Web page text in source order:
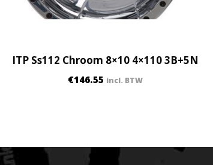
ITP Ss112 Chroom 8×10 4×110 3B+5N
€146.55 incl. BTW